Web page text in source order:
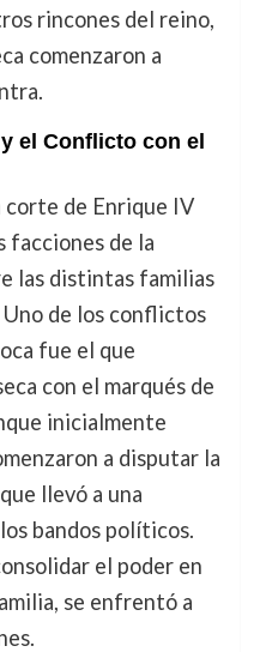
rincones del reino,
comenzaron a
el Conflicto con el
corte de Enrique IV
facciones de la
las distintas familias
de los conflictos
fue el que
con el marqués de
inicialmente
a disputar la
llevó a una
bandos políticos.
el poder en
se enfrentó a